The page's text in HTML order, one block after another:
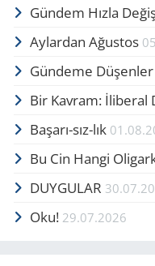
Gündem Hızla
Aylardan Ağustos
Gündeme Düşenler
Bir Kavram: İliberal
Başarı-sız-lık
Bu Cin Hangi
DUYGULAR
Oku! 29.07.2026